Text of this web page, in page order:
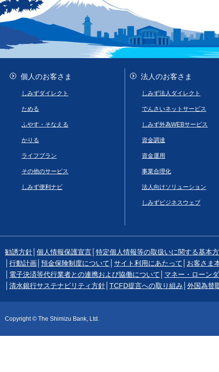
個人のお客さま
しみずダイレクト
ためる
ふやす・そなえる
かりる
ライフプラン
その他のサービス
しみず便利ナビ
法人のお客さま
しみず法人ダイレクト
でんさいネットサービス
しみず外為WEBサービス
資金調達
資金運用
事業合理化
法人向けソリューション
しみずビジネスウェブ
勧誘方針 個人情報保護宣言 特定個人情報等の取扱いに関する基本
行動計画 預金保険制度について サイト利用にあたって
お客さま
電子決済等代行業者との連携および協働について
マネー・ローン
清水銀行サステナビリティ方針 TCFD提言への取り組み 外国為替
Copyright © The Shimizu Bank, Ltd.